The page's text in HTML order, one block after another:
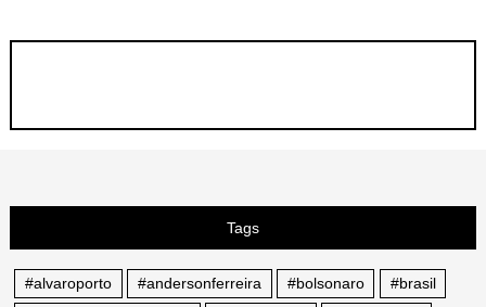
Tags
#alvaroporto #andersonferreira #bolsonaro
#brasil